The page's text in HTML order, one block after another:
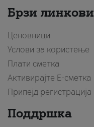
Брзи линкови
Ценовници
Услови за користење
Плати сметка
Активирајте Е-сметка
Припејд регистрација
Поддршка